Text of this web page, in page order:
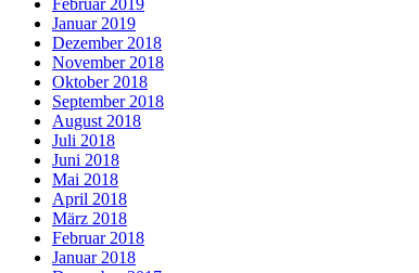
Februar 2019
Januar 2019
Dezember 2018
November 2018
Oktober 2018
September 2018
August 2018
Juli 2018
Juni 2018
Mai 2018
April 2018
März 2018
Februar 2018
Januar 2018